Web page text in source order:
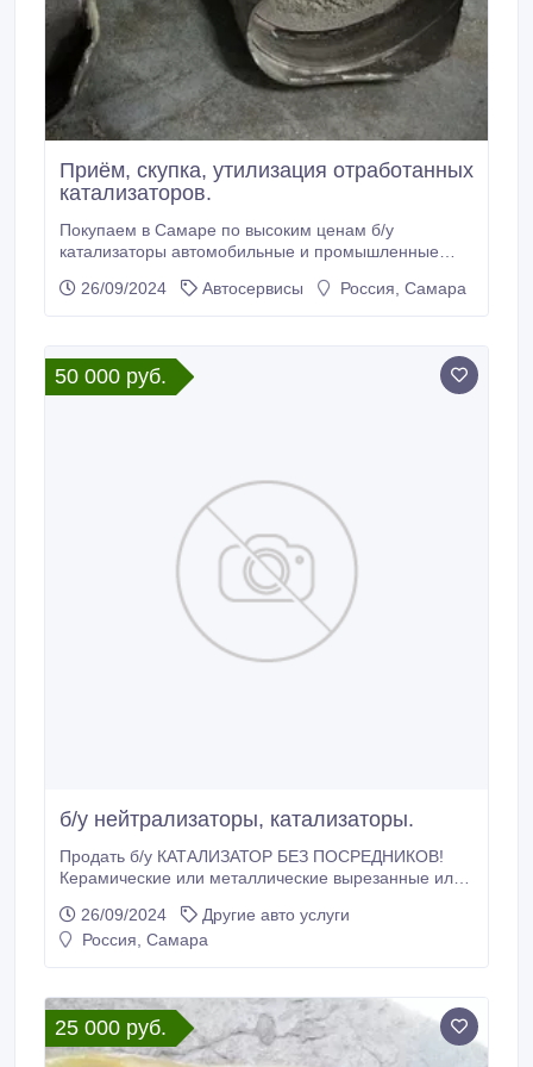
Приём, скупка, утилизация отработанных
катализаторов.
Покупаем в Самаре по высоким ценам б/у
катализаторы автомобильные и промышленные
катализаторов всех видов и типов. Скупаем
лишь то, что внутри катализатора, сама начинка,
26/09/2024 Автосервисы Россия, Самара
50 000 руб.
б/у нейтрализаторы, катализаторы.
Продать б/у КАТАЛИЗАТОР БЕЗ ПОСРЕДНИКОВ!
Керамические или металлические вырезанные или
автомобильных катализаторов (нейтрализаторов), с
сажевых фильтров покупаем дорого в Самаре.
ваты.
26/09/2024
Другие авто услуги
Россия, Самара
25 000 руб.